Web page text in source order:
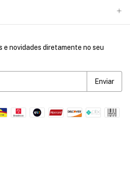
novidades diretamente no seu